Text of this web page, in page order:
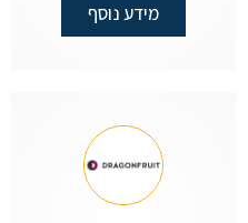
מידע נוסף